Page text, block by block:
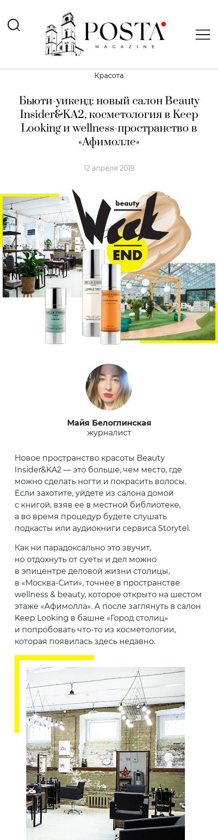
Красота
Бьюти-уикенд: новый салон Beauty
Insider&KA2, косметология в Keep
Looking и wellness-пространство в
«Афимолле»
12 апреля 2019
Майя Белоглинская
журналист
Новое пространство красоты Beauty
Insider&KA2 — это больше, чем место, где
можно сделать ногти и покрасить волосы.
Если захотите, уйдете из салона домой
с книгой, взяв ее в местной библиотеке,
а во время процедур будете слушать
подкасты или аудиокниги сервиса Storytel.
Как ни парадоксально это звучит,
но отдохнуть от суеты и дел можно
в эпицентре деловой жизни столицы,
в «Москва-Сити», точнее в пространстве
wellness & beauty, которое открыто на шестом
этаже «Афимолла». А после заглянуть в салон
Keep Looking в башне «Город столиц»
и попробовать что-то из косметологии,
которая появилась здесь недавно.